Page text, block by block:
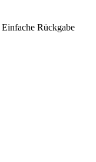
Einfache Rückgabe